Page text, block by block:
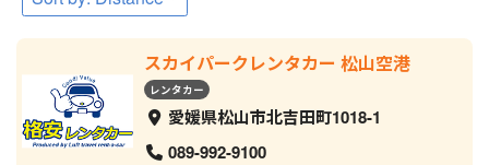
スカイパークレンタカー 松山空港
レンタカー
愛媛県松山市北吉田町1018-1
089-992-9100